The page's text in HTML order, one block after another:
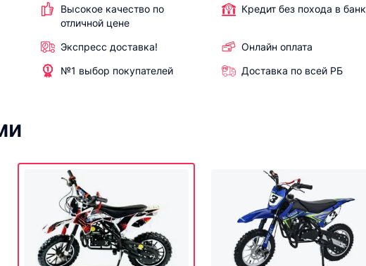
Высокое качество по
отличной цене
Кредит без похода в банк
Экспресс доставка!
Онлайн оплата
№1 выбор покупателей
Доставка по всей РБ